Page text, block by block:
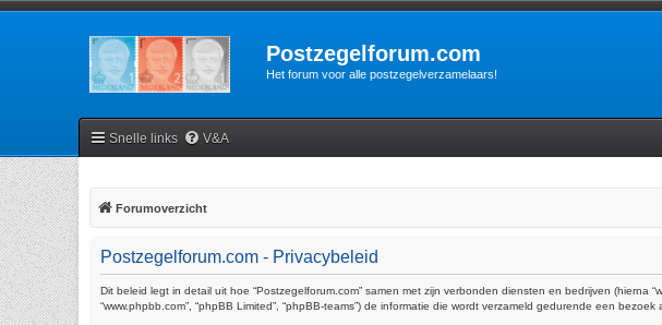
Postzegelforum.com
Het forum voor alle postzegelverzamelaars!
Snelle links V&A
Forumoverzicht
Postzegelforum.com - Privacybeleid
Dit beleid legt in detail uit hoe “Postzegelforum.com” samen met zijn verbonden diensten en bedrijven (hierna
“www.phpbb.com”, “phpBB Limited”, “phpBB-teams”) de informatie die wordt verzameld gedurende een